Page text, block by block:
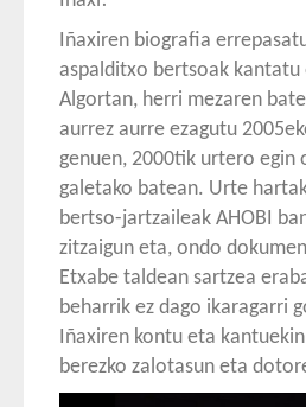
Iñaxiren biografia
aspalditxo bertsoak kantatu
Algortan, herri mezaren
aurrez aurre ezagutu
genuen, 2000tik urtero egin
galetako batean. Urte
bertso-jartzaileak AHOBI
zitzaigun eta, ondo
Etxabe taldean sartzea
beharrik ez dago ikaragarri
Iñaxiren kontu eta
berezko zalotasun eta